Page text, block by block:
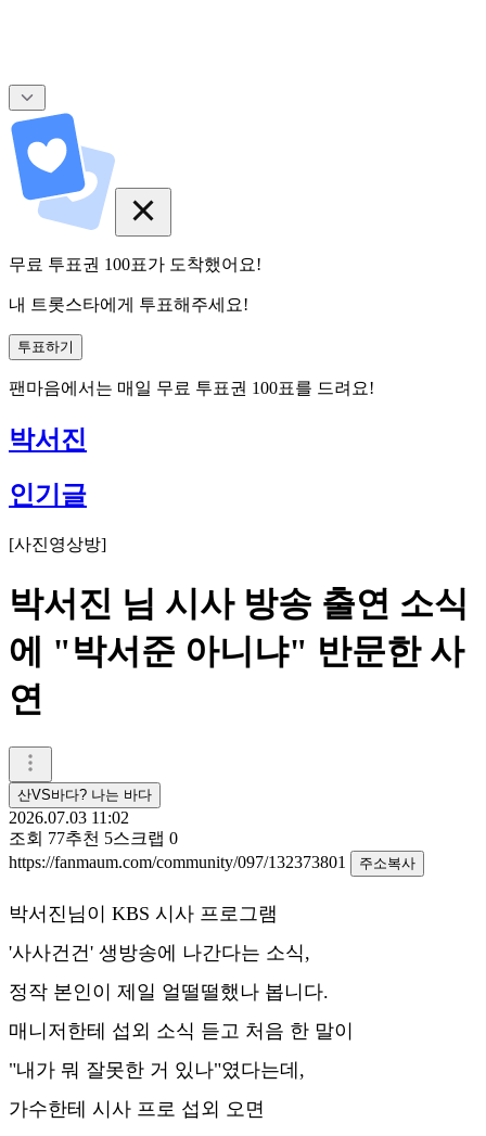
무료 투표권 100표가 도착했어요!
내 트롯스타에게 투표해주세요!
투표하기
팬마음에서는 매일 무료 투표권 100표를 드려요!
박서진
인기글
[사진영상방]
박서진 님 시사 방송 출연 소식
에 "박서준 아니냐" 반문한 사
연
산VS바다? 나는 바다
2026.07.03 11:02
조회 77추천 5스크랩 0
https://fanmaum.com/community/097/132373801
주소복사
박서진님이 KBS 시사 프로그램
'사사건건' 생방송에 나간다는 소식,
정작 본인이 제일 얼떨떨했나 봅니다.
매니저한테 섭외 소식 듣고 처음 한 말이
"내가 뭐 잘못한 거 있나"였다는데,
가수한테 시사 프로 섭외 오면